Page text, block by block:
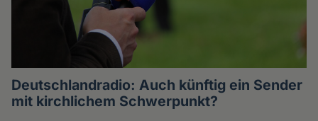
Deutschlandradio: Auch künftig ein Sender
mit kirchlichem Schwerpunkt?